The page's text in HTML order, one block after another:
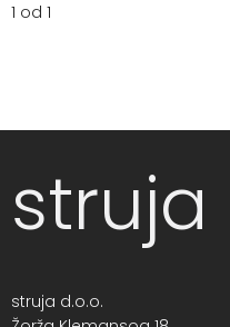
1 od 1
struja
struja d.o.o.